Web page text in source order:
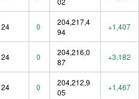
0
204,217,4
94
+1,407
0
204,216,0
87
+3,182
0
204,212,9
05
+1,467